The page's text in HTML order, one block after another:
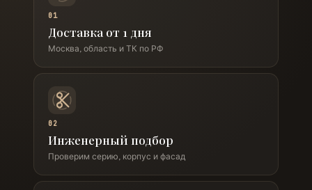
01
Доставка от 1 дня
Москва, область и ТК по РФ
02
Инженерный подбор
Проверим серию, корпус и фасад